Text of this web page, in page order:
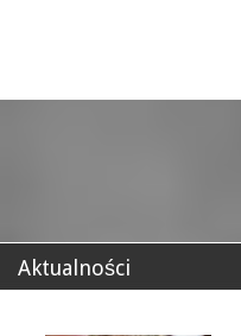
Aktualności